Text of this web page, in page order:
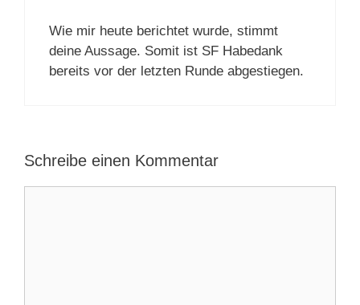
Wie mir heute berichtet wurde, stimmt
deine Aussage. Somit ist SF Habedank
bereits vor der letzten Runde abgestiegen.
Schreibe einen Kommentar